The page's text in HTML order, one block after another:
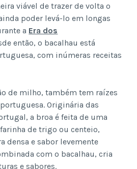
viável de trazer de volta o
poder levá-lo em longas
a Era dos
então, o bacalhau está
com inúmeras receitas
de milho, também tem raízes
Originária das
a broa é feita de uma
de trigo ou centeio,
densa e sabor levemente
com o bacalhau, cria
e sabores.